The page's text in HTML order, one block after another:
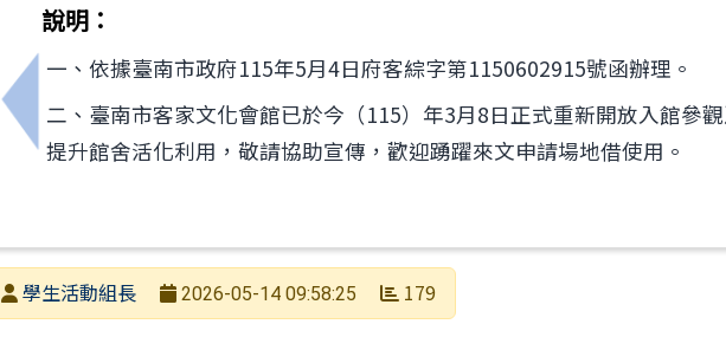
上一筆：公告安平國中115學年度體育班第二次招生簡章，請參閱簡章內容
說明：
一、依據臺南市政府115年5月4日府客綜字第1150602915號函辦理。
二、臺南市客家文化會館已於今（115）年3月8日正式重新開放入館參
提升館舍活化利用，敬請協助宣傳，歡迎踴躍來文申請場地借使用。
發布者學生活動組長
2026-05-14 09:58:25 179